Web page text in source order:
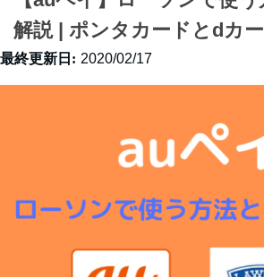
解説 | ポンタカードとdカ
2020/02/17